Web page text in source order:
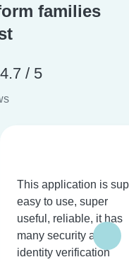
families
4.7 / 5
This application is
easy to use, super
useful, reliable, it has
many security and
identity verification